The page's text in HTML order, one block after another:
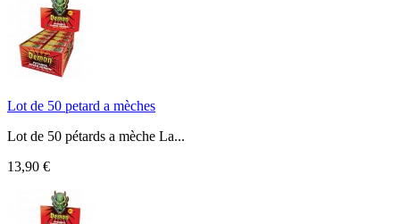
Lot de 50 petard a mèches
Lot de 50 pétards a mèche La...
13,90 €